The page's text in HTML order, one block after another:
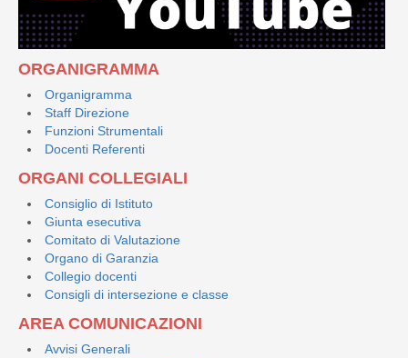
ORGANIGRAMMA
Organigramma
Staff Direzione
Funzioni Strumentali
Docenti Referenti
ORGANI COLLEGIALI
Consiglio di Istituto
Giunta esecutiva
Comitato di Valutazione
Organo di Garanzia
Collegio docenti
Consigli di intersezione e classe
AREA COMUNICAZIONI
Avvisi Generali